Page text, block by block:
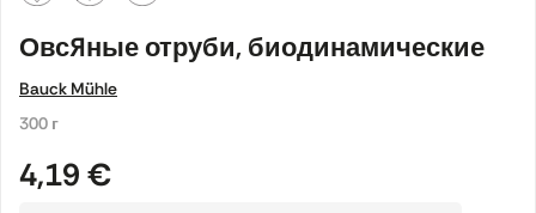
Овсяные отруби, биодинамические
Bauck Mühle
300 г
4,19 €